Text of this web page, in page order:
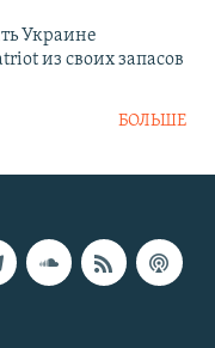
Украине
из своих запасов
БОЛЬШЕ